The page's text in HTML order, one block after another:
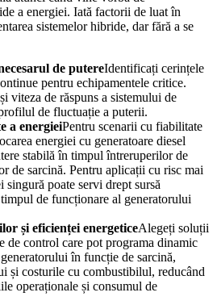
a energiei. Iată factorii de luat în
sistemelor hibride, dar fără a se
de putereIdentificați cerințele
pentru echipamentele critice.
viteza de răspuns a sistemului de
de fluctuație a puterii.
a energieiPentru scenarii cu fiabilitate
energiei cu generatoare diesel
stabilă în timpul întreruperilor de
de sarcină. Pentru aplicații cu risc mai
singură poate servi drept sursă
de funcționare al generatorului
și eficienței energeticeAlegeți soluții
de control care pot programa dinamic
în funcție de sarcină,
și costurile cu combustibilul, reducând
operaționale și consumul de